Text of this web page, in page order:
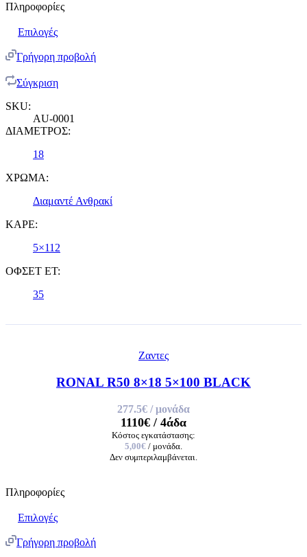
Πληροφορίες
Επιλογές
Γρήγορη προβολή
Σύγκριση
SKU:
AU-0001
ΔΙΑΜΕΤΡΟΣ:
18
ΧΡΩΜΑ:
Διαμαντέ Ανθρακί
ΚΑΡΕ:
5×112
ΟΦΣΕΤ ET:
35
Ζαντες
RONAL R50 8×18 5×100 BLACK
277.5€ / μονάδα
1110€ / 4άδα
Κόστος εγκατάστασης:
5,00€ / μονάδα.
Δεν συμπεριλαμβάνεται.
Πληροφορίες
Επιλογές
Γρήγορη προβολή